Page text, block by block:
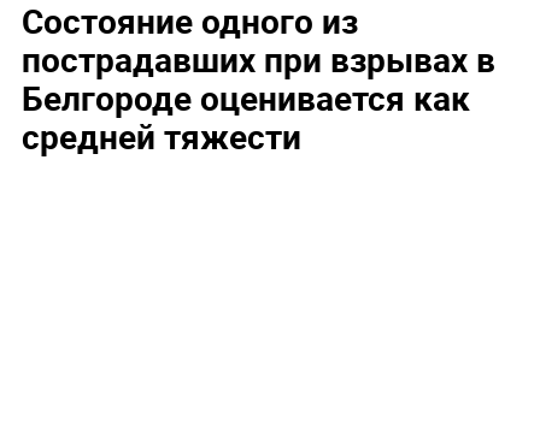
Состояние одного из
пострадавших при взрывах в
Белгороде оценивается как
средней тяжести